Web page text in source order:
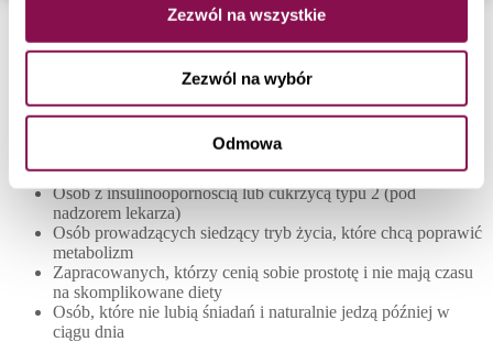
Zezwól na wszystkie
Zezwól na wybór
Odmowa
Dla kogo post przerywany może być
Post przerywany może być dobrym rozwiązaniem dla:
Osób z nadwagą lub otyłością szukających alternatywnego
podejścia do redukcji masy ciała
Osób z insulinoopornością lub cukrzycą typu 2 (pod
nadzorem lekarza)
Osób prowadzących siedzący tryb życia, które chcą poprawić
metabolizm
Zapracowanych, którzy cenią sobie prostotę i nie mają czasu
na skomplikowane diety
Osób, które nie lubią śniadań i naturalnie jedzą później w
ciągu dnia